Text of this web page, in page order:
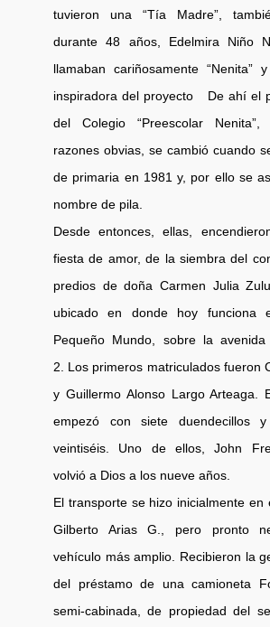
tuvieron una “Tía Madre”,
durante 48 años, Edelmira Niño
llamaban cariñosamente “Nenita”
inspiradora del proyecto De ahí el
del Colegio “Preescolar
razones obvias, se cambió cuando
de primaria en 1981 y, por ello se
nombre de pila.
Desde entonces, ellas,
fiesta de amor, de la siembra del
predios de doña Carmen Julia
ubicado en donde hoy funciona
Pequeño Mundo, sobre la avenida
2. Los primeros matriculados fueron
y Guillermo Alonso Largo Arteaga.
empezó con siete duendecillos
veintiséis. Uno de ellos, John
volvió a Dios a los nueve años.
El transporte se hizo inicialmente en
Gilberto Arias G., pero pronto
vehículo más amplio. Recibieron la
del préstamo de una camioneta
semi-cabinada, de propiedad del